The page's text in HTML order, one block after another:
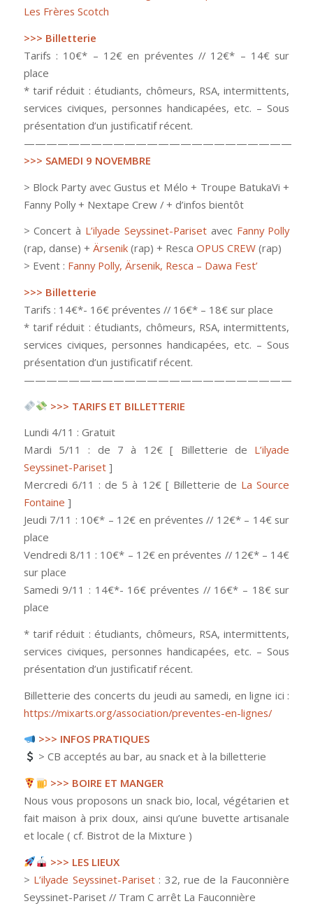
Les Frères Scotch
>>> Billetterie
Tarifs : 10€* – 12€ en préventes // 12€* – 14€ sur
place
* tarif réduit : étudiants, chômeurs, RSA, intermittents,
services civiques, personnes handicapées, etc. – Sous
présentation d’un justificatif récent.
————————————————————————
>>> SAMEDI 9 NOVEMBRE
> Block Party avec Gustus et Mélo + Troupe BatukaVi +
Fanny Polly + Nextape Crew / + d’infos bientôt
> Concert à L’ilyade Seyssinet-Parisetavec Fanny Polly
(rap, danse) + Ärsenik(rap) + Resca OPUS CREW(rap)
> Event : Fanny Polly, Ärsenik, Resca – Dawa Fest’
>>> Billetterie
Tarifs : 14€*- 16€ préventes // 16€* – 18€ sur place
* tarif réduit : étudiants, chômeurs, RSA, intermittents,
services civiques, personnes handicapées, etc. – Sous
présentation d’un justificatif récent.
————————————————————————
>>> TARIFS ET BILLETTERIE
Lundi 4/11 : Gratuit
Mardi 5/11 : de 7 à 12€ [ Billetterie de L’ilyade
Seyssinet-Pariset]
Mercredi 6/11 : de 5 à 12€ [ Billetterie de La Source
Fontaine ]
Jeudi 7/11 : 10€* – 12€ en préventes // 12€* – 14€ sur
place
Vendredi 8/11 : 10€* – 12€ en préventes // 12€* – 14€
sur place
Samedi 9/11 : 14€*- 16€ préventes // 16€* – 18€ sur
place
* tarif réduit : étudiants, chômeurs, RSA, intermittents,
services civiques, personnes handicapées, etc. – Sous
présentation d’un justificatif récent.
Billetterie des concerts du jeudi au samedi, en ligne ici :
https://mixarts.org/association/preventes-en-lignes/
>>> INFOS PRATIQUES
> CB acceptés au bar, au snack et à la billetterie
>>> BOIRE ET MANGER
Nous vous proposons un snack bio, local, végétarien et
fait maison à prix doux, ainsi qu’une buvette artisanale
et locale ( cf. Bistrot de la Mixture )
>>> LES LIEUX
> L’ilyade Seyssinet-Pariset: 32, rue de la Fauconnière
Seyssinet-Pariset // Tram C arrêt La Fauconnière